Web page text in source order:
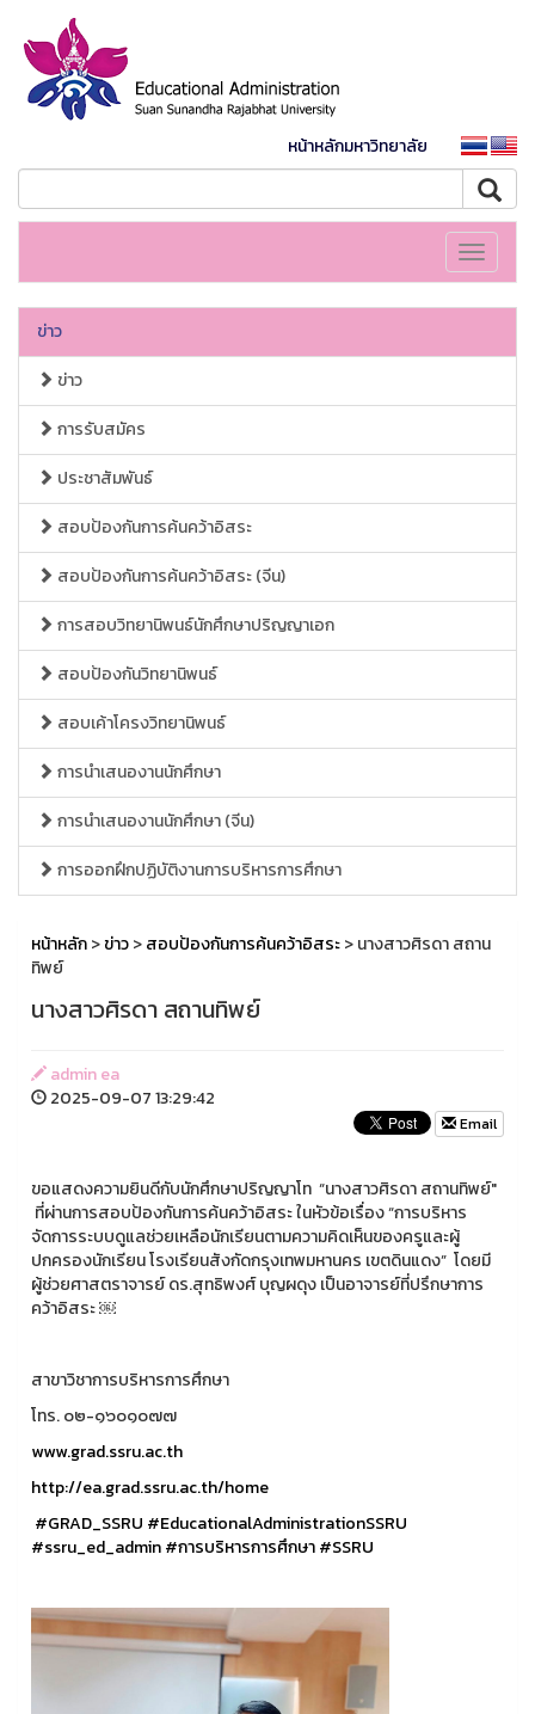
หน้าหลักมหาวิทยาลัย
Toggle
ข่าว
ข่าว
การรับสมัคร
ประชาสัมพันธ์
สอบป้องกันการค้นคว้าอิสระ
สอบป้องกันการค้นคว้าอิสระ (จีน)
การสอบวิทยานิพนธ์นักศึกษาปริญญาเอก
สอบป้องกันวิทยานิพนธ์
สอบเค้าโครงวิทยานิพนธ์
การนำเสนองานนักศึกษา
การนำเสนองานนักศึกษา (จีน)
การออกฝึกปฏิบัติงานการบริหารการศึกษา
หน้าหลัก>ข่าว>สอบป้องกันการค้นคว้าอิสระ> นางสาวศิรดา สถาน
ทิพย์
นางสาวศิรดา สถานทิพย์
admin ea
2025-09-07 13:29:42
Email
ขอแสดงความยินดีกับนักศึกษาปริญญาโท “นางสาวศิรดา สถานทิพย์"
ที่ผ่านการสอบป้องกันการค้นคว้าอิสระ ในหัวข้อเรื่อง “การบริหาร
จัดการระบบดูแลช่วยเหลือนักเรียนตามความคิดเห็นของครูและผู้
ปกครองนักเรียน โรงเรียนสังกัดกรุงเทพมหานคร เขตดินแดง” โดยมี
ผู้ช่วยศาสตราจารย์ ดร.สุทธิพงศ์ บุญผดุง เป็นอาจารย์ที่ปรึกษาการ
คว้าอิสระ ￼
สาขาวิชาการบริหารการศึกษา
โทร. ๐๒-๑๖๐๑๐๗๗
www.grad.ssru.ac.th
http://ea.grad.ssru.ac.th/home
#GRAD_SSRU #EducationalAdministrationSSRU
#ssru_ed_admin#การบริหารการศึกษา#SSRU